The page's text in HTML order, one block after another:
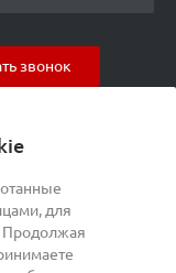
для
Продолжая
звонок